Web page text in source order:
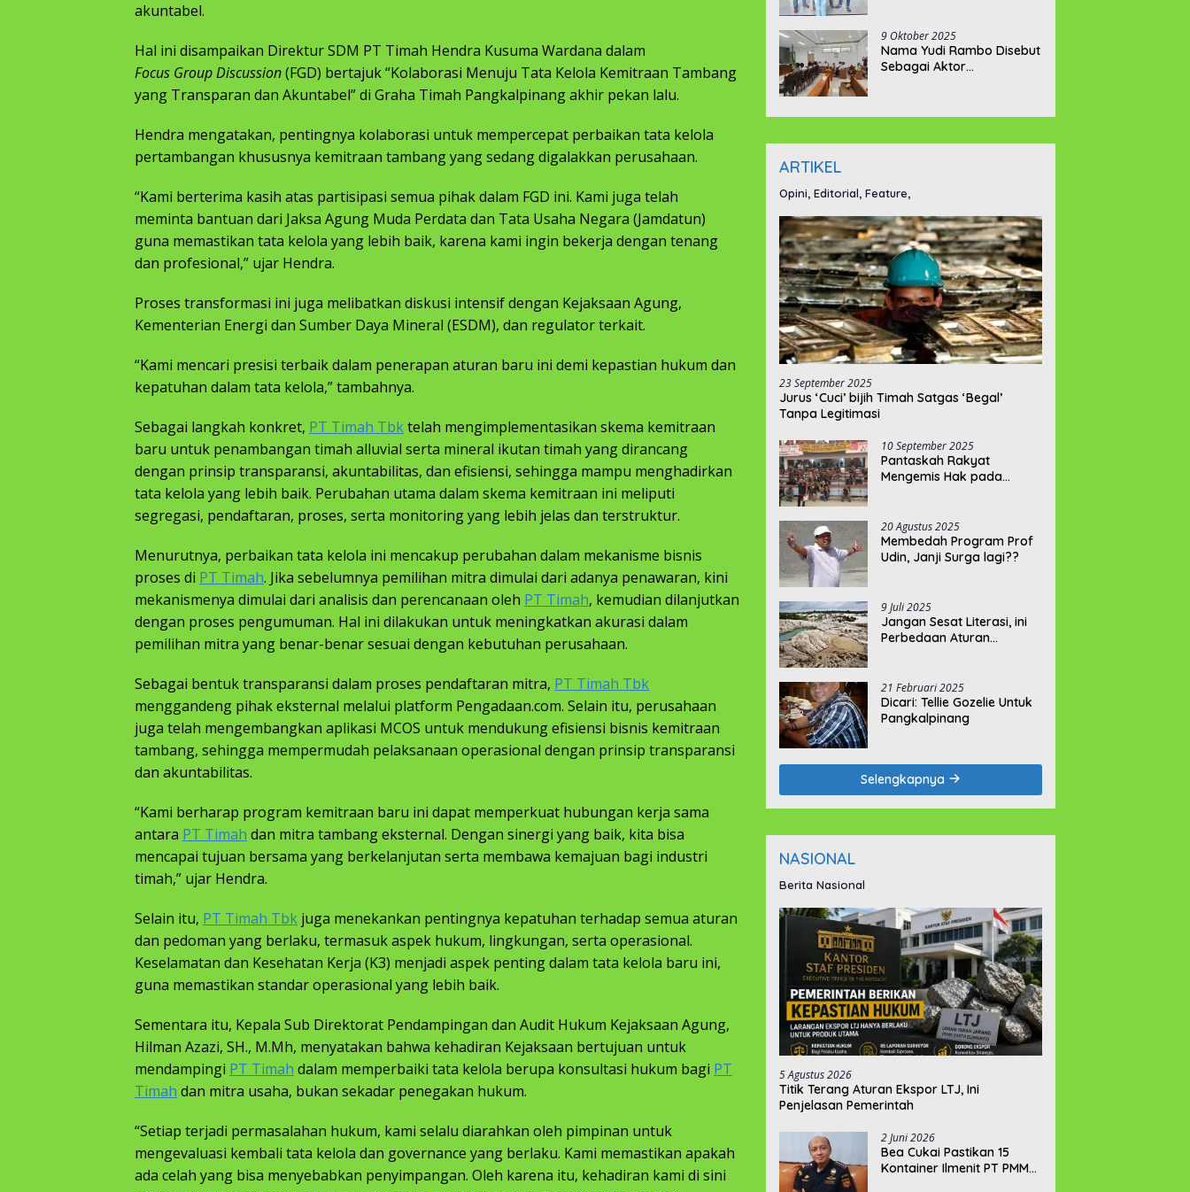
akuntabel.
Hal ini disampaikan Direktur SDM PT Timah Hendra Kusuma Wardana dalam
Focus Group Discussion(FGD) bertajuk “Kolaborasi Menuju Tata Kelola Kemitraan Tambang
yang Transparan dan Akuntabel” di Graha Timah Pangkalpinang akhir pekan lalu.
Hendra mengatakan, pentingnya kolaborasi untuk mempercepat perbaikan tata kelola
pertambangan khususnya kemitraan tambang yang sedang digalakkan perusahaan.
“Kami berterima kasih atas partisipasi semua pihak dalam FGD ini. Kami juga telah
meminta bantuan dari Jaksa Agung Muda Perdata dan Tata Usaha Negara (Jamdatun)
guna memastikan tata kelola yang lebih baik, karena kami ingin bekerja dengan tenang
dan profesional,” ujar Hendra.
Proses transformasi ini juga melibatkan diskusi intensif dengan Kejaksaan Agung,
Kementerian Energi dan Sumber Daya Mineral (ESDM), dan regulator terkait.
“Kami mencari presisi terbaik dalam penerapan aturan baru ini demi kepastian hukum dan
kepatuhan dalam tata kelola,” tambahnya.
Sebagai langkah konkret, PT Timah Tbktelah mengimplementasikan skema kemitraan
baru untuk penambangan timah alluvial serta mineral ikutan timah yang dirancang
dengan prinsip transparansi, akuntabilitas, dan efisiensi, sehingga mampu menghadirkan
tata kelola yang lebih baik. Perubahan utama dalam skema kemitraan ini meliputi
segregasi, pendaftaran, proses, serta monitoring yang lebih jelas dan terstruktur.
Menurutnya, perbaikan tata kelola ini mencakup perubahan dalam mekanisme bisnis
proses di PT Timah. Jika sebelumnya pemilihan mitra dimulai dari adanya penawaran, kini
mekanismenya dimulai dari analisis dan perencanaan oleh PT Timah, kemudian dilanjutkan
dengan proses pengumuman. Hal ini dilakukan untuk meningkatkan akurasi dalam
pemilihan mitra yang benar-benar sesuai dengan kebutuhan perusahaan.
Sebagai bentuk transparansi dalam proses pendaftaran mitra, PT Timah Tbk
menggandeng pihak eksternal melalui platform Pengadaan.com. Selain itu, perusahaan
juga telah mengembangkan aplikasi MCOS untuk mendukung efisiensi bisnis kemitraan
tambang, sehingga mempermudah pelaksanaan operasional dengan prinsip transparansi
dan akuntabilitas.
“Kami berharap program kemitraan baru ini dapat memperkuat hubungan kerja sama
antara PT Timah dan mitra tambang eksternal. Dengan sinergi yang baik, kita bisa
mencapai tujuan bersama yang berkelanjutan serta membawa kemajuan bagi industri
timah,” ujar Hendra.
Selain itu, PT Timah Tbk juga menekankan pentingnya kepatuhan terhadap semua aturan
dan pedoman yang berlaku, termasuk aspek hukum, lingkungan, serta operasional.
Keselamatan dan Kesehatan Kerja (K3) menjadi aspek penting dalam tata kelola baru ini,
guna memastikan standar operasional yang lebih baik.
Sementara itu, Kepala Sub Direktorat Pendampingan dan Audit Hukum Kejaksaan Agung,
Hilman Azazi, SH., M.Mh, menyatakan bahwa kehadiran Kejaksaan bertujuan untuk
mendampingi PT Timah dalam memperbaiki tata kelola berupa konsultasi hukum bagi PT
Timah dan mitra usaha, bukan sekadar penegakan hukum.
“Setiap terjadi permasalahan hukum, kami selalu diarahkan oleh pimpinan untuk
mengevaluasi kembali tata kelola dan governance yang berlaku. Kami memastikan apakah
ada celah yang bisa menyebabkan penyimpangan. Oleh karena itu, kehadiran kami di sini
9 Oktober 2025
Nama Yudi Rambo Disebut
Sebagai Aktor
ARTIKEL
Opini, Editorial, Feature,
23 September 2025
Jurus ‘Cuci’ bijih Timah Satgas ‘Begal’
Tanpa Legitimasi
10 September 2025
Pantaskah Rakyat
Mengemis Hak pada
20 Agustus 2025
Membedah Program Prof
Udin, Janji Surga lagi??
9 Juli 2025
Jangan Sesat Literasi, ini
Perbedaan Aturan
21 Februari 2025
Dicari: Tellie Gozelie Untuk
Pangkalpinang
Selengkapnya
NASIONAL
Berita Nasional
5 Agustus 2026
Titik Terang Aturan Ekspor LTJ, Ini
Penjelasan Pemerintah
2 Juni 2026
‎Bea Cukai Pastikan 15
Kontainer Ilmenit PT PMM